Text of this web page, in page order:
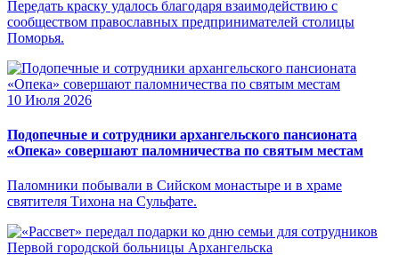
Передать краску удалось благодаря взаимодействию с
сообществом православных предпринимателей столицы
Поморья.
10 Июля 2026
Подопечные и сотрудники архангельского пансионата
«Опека» совершают паломничества по святым местам
Паломники побывали в Сийском монастыре и в храме
святителя Тихона на Сульфате.